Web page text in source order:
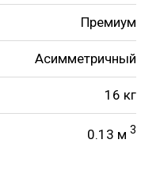
Премиум
Асимметричный
16 кг
0.13 м 3